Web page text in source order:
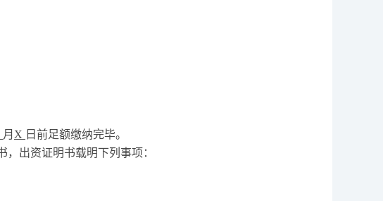
月 X 日前足额缴纳完毕。
出资证明书载明下列事项：